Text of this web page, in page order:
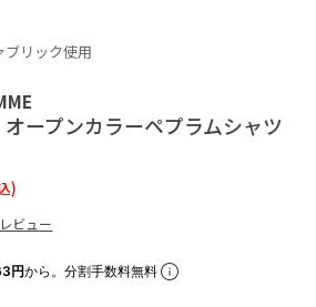
ブリック使用
オープンカラーペプラムシャツ
)
ビュー
円から。分割手数料無料